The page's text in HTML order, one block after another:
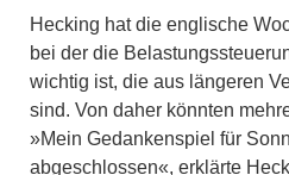
Hecking hat die englische
bei der die
wichtig ist, die aus längeren
sind. Von daher könnten
»Mein Gedankenspiel für
abgeschlossen«, erklärte